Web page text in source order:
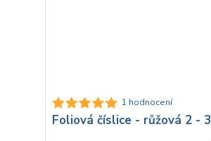
1 hodnocení
Foliová číslice - růžová 2 -